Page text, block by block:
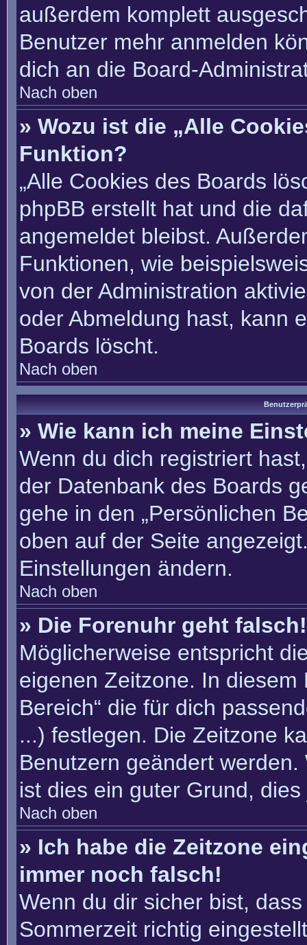
außerdem komplett
Benutzer mehr anmelden
dich an die Board-
Nach oben
» Wozu ist die „Alle
Funktion?
„Alle Cookies des Boards
phpBB erstellt hat und die
angemeldet bleibst.
Funktionen, wie
von der Administration
oder Abmeldung hast, kann
Boards löscht.
Nach oben
» Wie kann ich meine
Wenn du dich registriert
der Datenbank des Boards
gehe in den „Persönlichen
oben auf der Seite
Einstellungen ändern.
Nach oben
» Die Forenuhr geht falsch!
Möglicherweise entspricht
eigenen Zeitzone. In diesem
Bereich“ die für dich
...) festlegen. Die Zeitzone
Benutzern geändert
ist dies ein guter Grund,
Nach oben
» Ich habe die Zeitzone
immer noch falsch!
Wenn du dir sicher bist,
Sommerzeit richtig